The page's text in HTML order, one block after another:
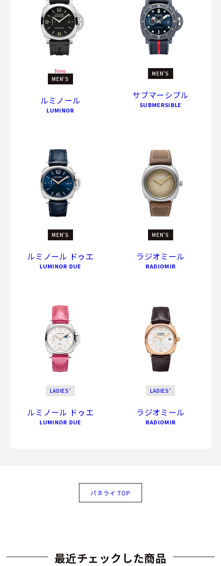
New
MEN'S
ルミノール
LUMINOR
MEN'S
サブマーシブル
SUBMERSIBLE
MEN'S
ルミノール ドゥエ
LUMINOR DUE
MEN'S
ラジオミール
RADIOMIR
LADIES'
ルミノール ドゥエ
LUMINOR DUE
LADIES'
ラジオミール
RADIOMIR
パネライ TOP
最近チェックした商品